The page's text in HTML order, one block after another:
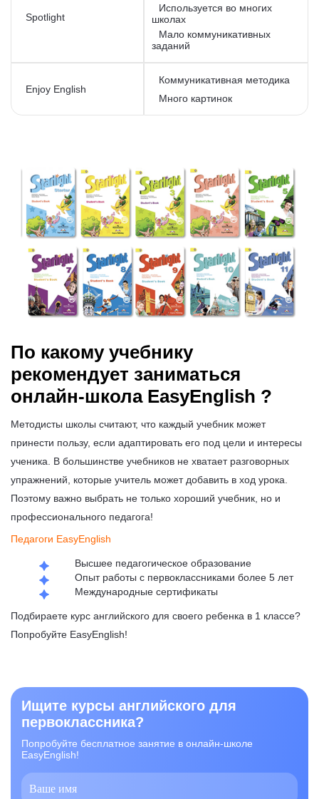
Spotlight
Используется во многих
школах
Мало коммуникативных
заданий
Enjoy English
Коммуникативная методика
Много картинок
По какому учебнику
рекомендует заниматься
онлайн-школа EasyEnglish ?
Методисты школы считают, что каждый учебник может
принести пользу, если адаптировать его под цели и интересы
ученика. В большинстве учебников не хватает разговорных
упражнений, которые учитель может добавить в ход урока.
Поэтому важно выбрать не только хороший учебник, но и
профессионального педагога!
Педагоги EasyEnglish
Высшее педагогическое образование
Опыт работы с первоклассниками более 5 лет
Международные сертификаты
Подбираете курс английского для своего ребенка в 1 классе?
Попробуйте EasyEnglish!
Ищите курсы английского для
первоклассника?
Попробуйте бесплатное занятие в онлайн-школе
EasyEnglish!